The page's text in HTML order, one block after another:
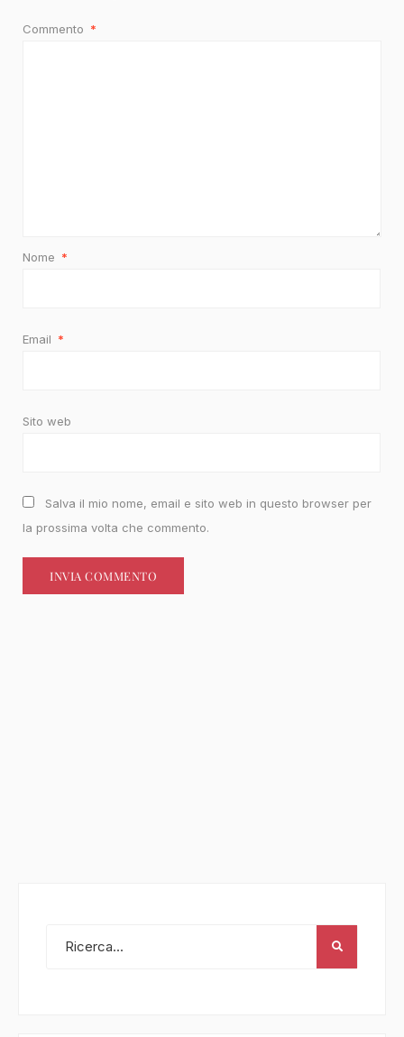
Commento *
Nome *
Email *
Sito web
Salva il mio nome, email e sito web in questo browser per
la prossima volta che commento.